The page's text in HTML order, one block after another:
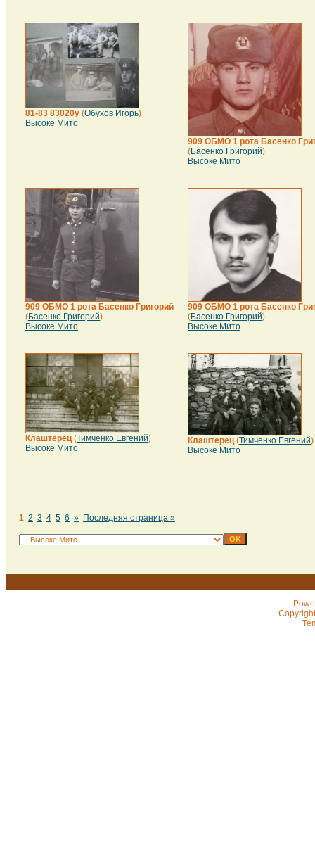
81-83 83020у (Обухов Игорь)
Высоке Мито
909 ОБМО 1 рота Басенко
(Басенко Григорий)
Высоке Мито
909 ОБМО 1 рота Басенко Григорий
(Басенко Григорий)
Высоке Мито
909 ОБМО 1 рота Басенко
(Басенко Григорий)
Высоке Мито
Клаштерец(Тимченко Евгений)
Высоке Мито
Клаштерец(Тимченко Евгений)
Высоке Мито
1 2 3 4 5 6 » Последняя страница »